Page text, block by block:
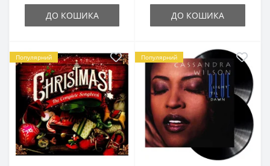
ДО КОШИКА ДО КОШИКА
Популярний Популярний